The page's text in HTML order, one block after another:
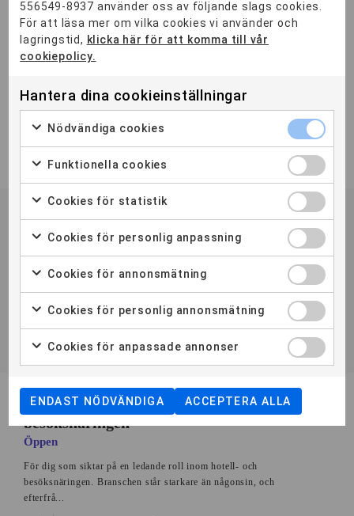
Hitta ditt YH-program
ORT
Diplomutbildning 1 Distans 2 Malmö Stockholm
KATEGORI
YH-Flex 1
Management inom hotell och
besöksnäringen
Öppen
För dig som siktar på en ledande roll inom hotell- och
besöksnäringen. Branschen står starkare än någonsin, och
efterfrå...
556549-8937 använder oss av följande slags cookies.
För att läsa mer om vilka cookies vi använder och
lagringstid, klicka här för att komma till vår
cookiepolicy.
Hantera dina cookieinställningar
Nödvändiga cookies
Funktionella cookies
Cookies för statistik
Cookies för personlig anpassning
Cookies för annonsmätning
Cookies för personlig annonsmätning
Cookies för anpassade annonser
ENDAST NÖDVÄNDIGA ACCEPTERA ALLA